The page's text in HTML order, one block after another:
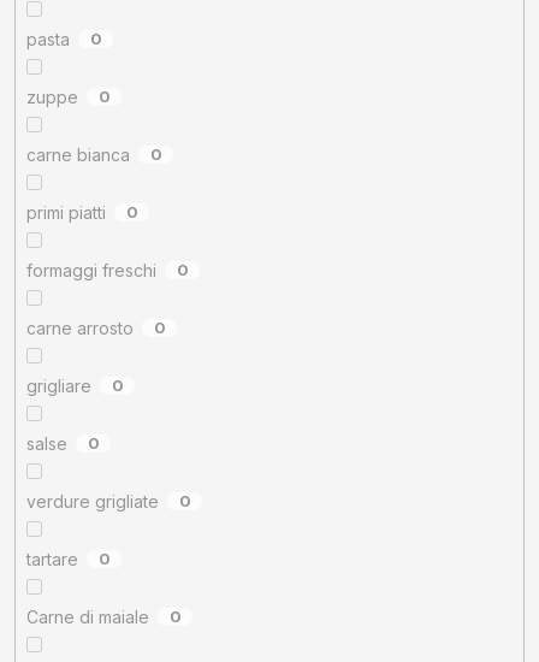
pasta 0
zuppe 0
carne bianca 0
primi piatti 0
formaggi freschi 0
carne arrosto 0
grigliare 0
salse 0
verdure grigliate 0
tartare 0
Carne di maiale 0